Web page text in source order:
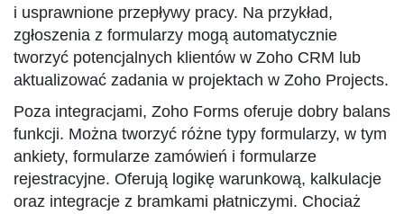
i usprawnione przepływy pracy. Na przykład,
zgłoszenia z formularzy mogą automatycznie
tworzyć potencjalnych klientów w Zoho CRM lub
aktualizować zadania w projektach w Zoho Projects.
Poza integracjami, Zoho Forms oferuje dobry balans
funkcji. Można tworzyć różne typy formularzy, w tym
ankiety, formularze zamówień i formularze
rejestracyjne. Oferują logikę warunkową, kalkulacje
oraz integracje z bramkami płatniczymi. Chociaż